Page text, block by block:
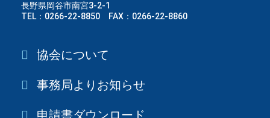
長野県岡谷市南宮3-2-1
TEL：0266-22-8850 FAX：0266-22-8860
協会について
事務局よりお知らせ
申請書ダウンロード